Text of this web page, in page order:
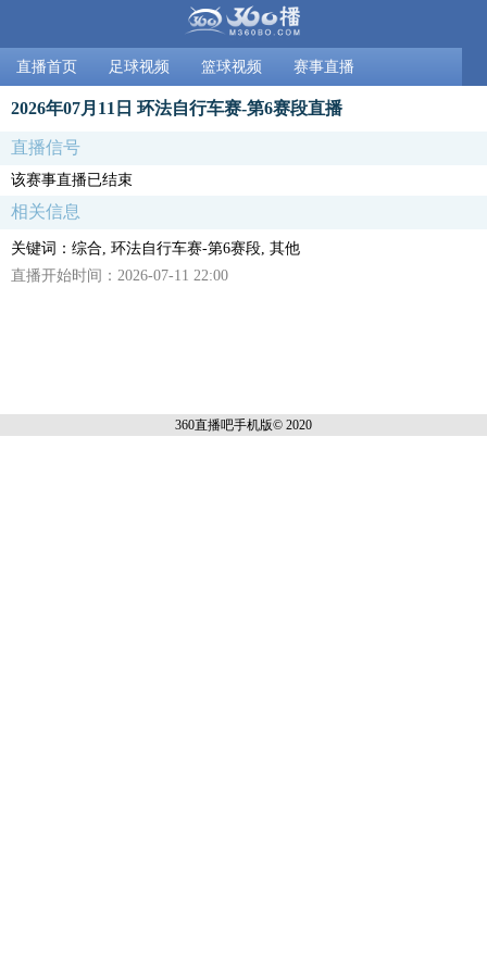
直播首页 足球视频 篮球视频 赛事直播
2026年07月11日 环法自行车赛-第6赛段直播
直播信号
该赛事直播已结束
相关信息
关键词：综合, 环法自行车赛-第6赛段, 其他
直播开始时间：2026-07-11 22:00
360直播吧手机版© 2020